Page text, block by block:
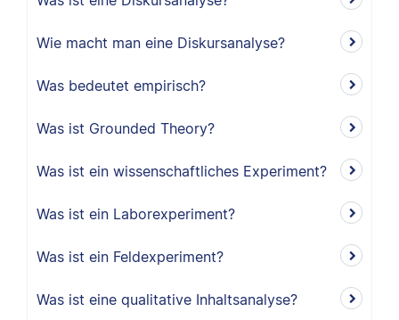
Wie macht man eine Diskursanalyse?
Was bedeutet empirisch?
Was ist Grounded Theory?
Was ist ein wissenschaftliches Experiment?
Was ist ein Laborexperiment?
Was ist ein Feldexperiment?
Was ist eine qualitative Inhaltsanalyse?